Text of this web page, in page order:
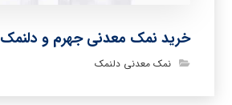
خرید نمک معدنی جهرم و دلنمک
نمک معدنی دلنمک